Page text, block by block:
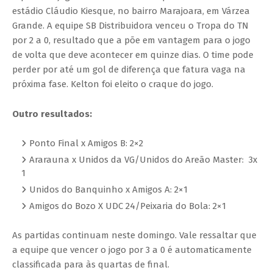
estádio Cláudio Kiesque, no bairro Marajoara, em Várzea
Grande. A equipe SB Distribuidora venceu o Tropa do TN
por 2 a 0, resultado que a põe em vantagem para o jogo
de volta que deve acontecer em quinze dias. O time pode
perder por até um gol de diferença que fatura vaga na
próxima fase. Kelton foi eleito o craque do jogo.
Outro resultados:
Ponto Final x Amigos B: 2×2
Ararauna x Unidos da VG/Unidos do Areão Master: 3x
1
Unidos do Banquinho x Amigos A: 2×1
Amigos do Bozo X UDC 24/Peixaria do Bola: 2×1
As partidas continuam neste domingo. Vale ressaltar que
a equipe que vencer o jogo por 3 a 0 é automaticamente
classificada para às quartas de final.